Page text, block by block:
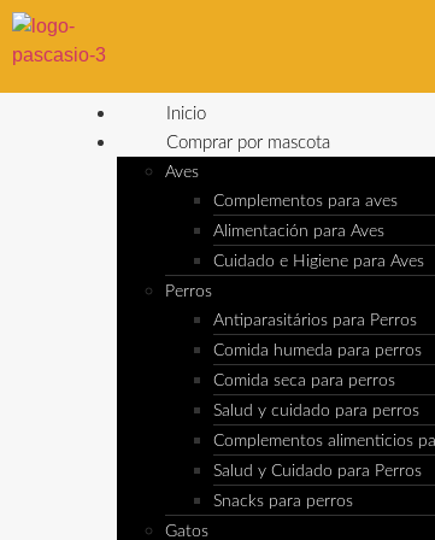
Inicio
Comprar por mascota
Aves
Complementos para aves
Alimentación para Aves
Cuidado e Higiene para Aves
Perros
Antiparasitários para Perros
Comida humeda para perros
Comida seca para perros
Salud y cuidado para perros
Complementos alimenticios
Salud y Cuidado para Perros
Snacks para perros
Gatos